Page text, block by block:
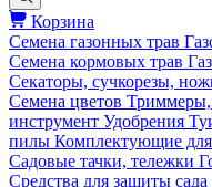
Корзина
Семена газонных трав
Семена кормовых трав
Секаторы, сучкорезы,
Семена цветов Триммеры,
инструмент Удобрения
пилы Комплектующие
Садовые тачки, тележки
Средства для защиты сада